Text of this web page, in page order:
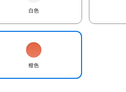
白色
橙色